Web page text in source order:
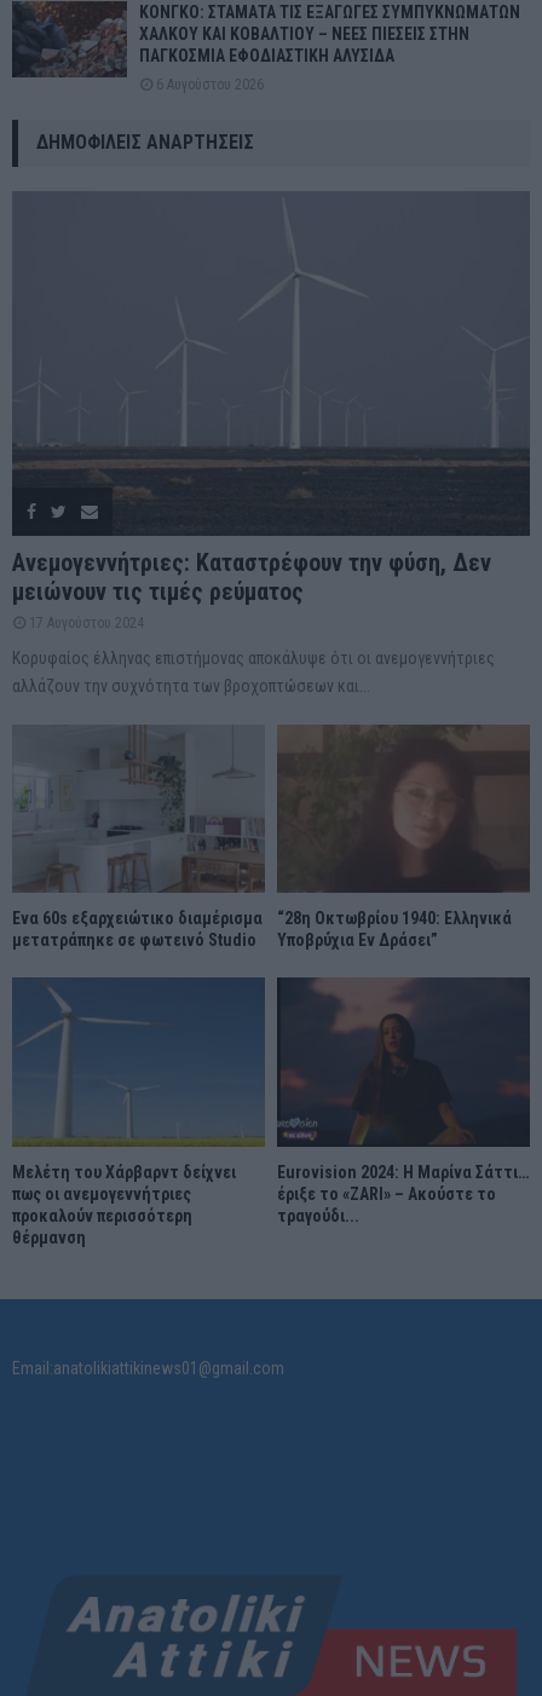
ΚΟΝΓΚΟ: ΣΤΑΜΑΤΑ ΤΙΣ ΕΞΑΓΩΓΕΣ ΣΥΜΠΥΚΝΩΜΑΤΩΝ
ΧΑΛΚΟΥ ΚΑΙ ΚΟΒΑΛΤΙΟΥ – ΝΕΕΣ ΠΙΕΣΕΙΣ ΣΤΗΝ
ΠΑΓΚΟΣΜΙΑ ΕΦΟΔΙΑΣΤΙΚΗ ΑΛΥΣΙΔΑ
6 Αυγούστου 2026
ΔΗΜΟΦΙΛΕΊΣ ΑΝΑΡΤΉΣΕΙΣ
Ανεμογεννήτριες: Καταστρέφουν την φύση, Δεν
μειώνουν τις τιμές ρεύματος
17 Αυγούστου 2024
Κορυφαίος έλληνας επιστήμονας αποκάλυψε ότι οι ανεμογεννήτριες
αλλάζουν την συχνότητα των βροχοπτώσεων και...
Ένα 60s εξαρχειώτικο διαμέρισμα
μετατράπηκε σε φωτεινό Studio
“28η Οκτωβρίου 1940: Ελληνικά
Υποβρύχια Εν Δράσει”
Μελέτη του Χάρβαρντ δείχνει
πως οι ανεμογεννήτριες
προκαλούν περισσότερη
θέρμανση
Eurovision 2024: Η Μαρίνα Σάττι…
έριξε το «ZARI» – Ακούστε το
τραγούδι...
Email:anatolikiattikinews01@gmail.com